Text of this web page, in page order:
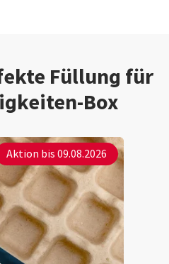
Füllung für
Box
Aktion bis 09.08.2026